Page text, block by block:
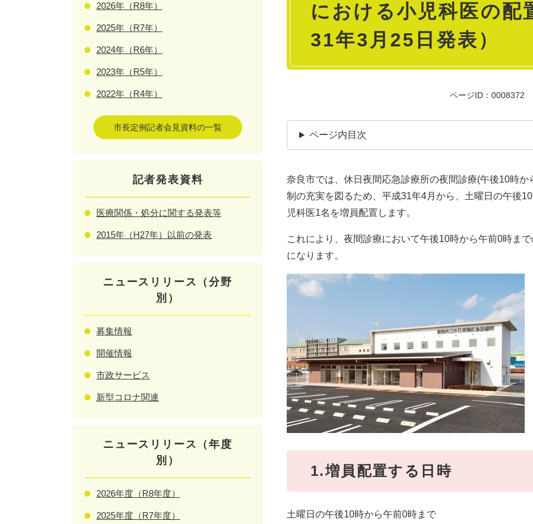
における小児科医の配
31年3月25日発表）
ページID：0008372
ページ内目次
奈良市では、休日夜間応急診療所の夜間診療(午後10時
制の充実を図るため、平成31年4月から、土曜日の午後
児科医1名を増員配置します。
これにより、夜間診療において午後10時から午前0時ま
になります。
1.増員配置する日時
土曜日の午後10時から午前0時まで
2026年（R8年）
2025年（R7年）
2024年（R6年）
2023年（R5年）
2022年（R4年）
市長定例記者会見資料の一覧
記者発表資料
医療関係・処分に関する発表等
2015年（H27年）以前の発表
ニュースリリース（分野
別）
募集情報
開催情報
市政サービス
新型コロナ関連
ニュースリリース（年度
別）
2026年度（R8年度）
2025年度（R7年度）